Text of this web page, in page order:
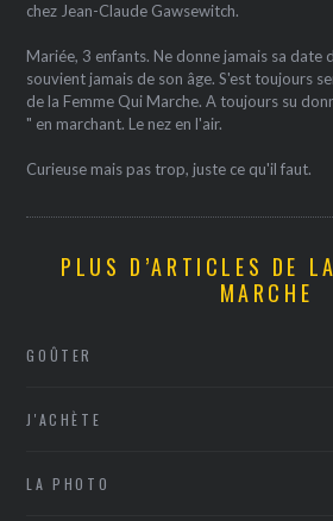
chez Jean-Claude Gawsewitch.
Mariée, 3 enfants. Ne donne jamais sa date
souvient jamais de son âge. S'est toujours
de la Femme Qui Marche. A toujours su
" en marchant. Le nez en l'air.
Curieuse mais pas trop, juste ce qu'il faut.
PLUS D’ARTICLES DE
MARCHE
GOÛTER
J'ACHÈTE
LA PHOTO